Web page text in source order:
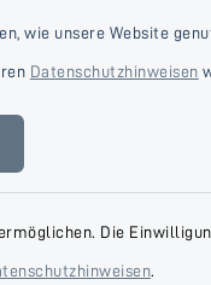
wie unsere Website
Datenschutzhinweisen
Die
.